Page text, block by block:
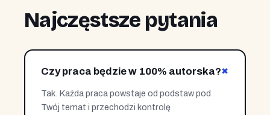
Najczęstsze pytania
Czy praca będzie w 100% autorska?+
Tak. Każda praca powstaje od podstaw pod
Twój temat i przechodzi kontrolę